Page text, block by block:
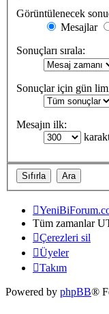
Görüntülenecek
Mesajlar
Sonuçları sırala:
Sonuçlar için gün
Mesajın ilk:
Tüm zamanlar
Çerezleri sil
Üyeler
Takım
Powered by phpBB®